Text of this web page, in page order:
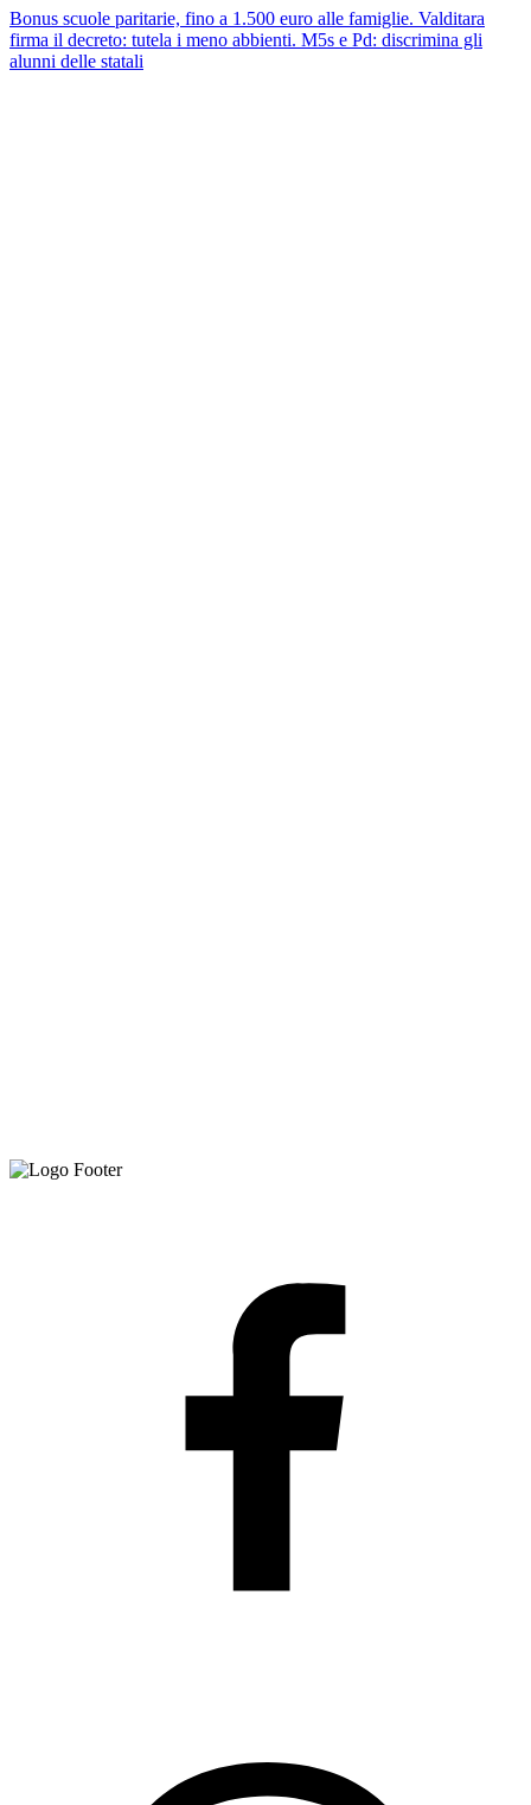
Bonus scuole paritarie, fino a 1.500 euro alle famiglie. Valditara
firma il decreto: tutela i meno abbienti. M5s e Pd: discrimina gli
alunni delle statali